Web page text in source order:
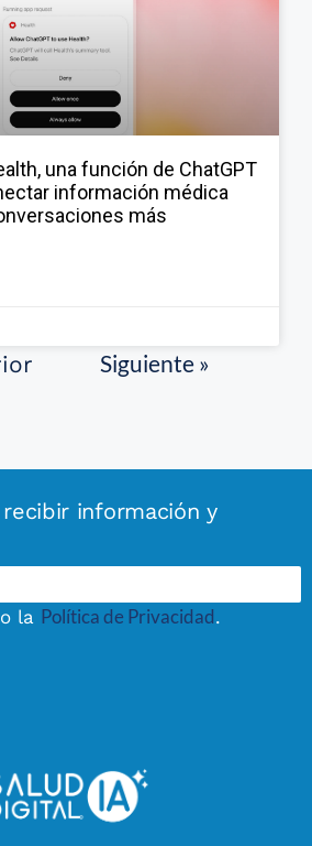
una función de ChatGPT
información médica
más
Siguiente »
información y
la Política de Privacidad.